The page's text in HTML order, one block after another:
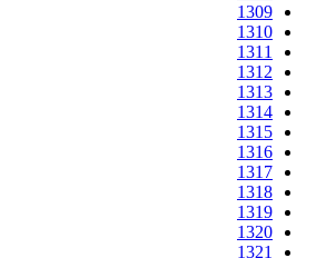
1309
1310
1311
1312
1313
1314
1315
1316
1317
1318
1319
1320
1321